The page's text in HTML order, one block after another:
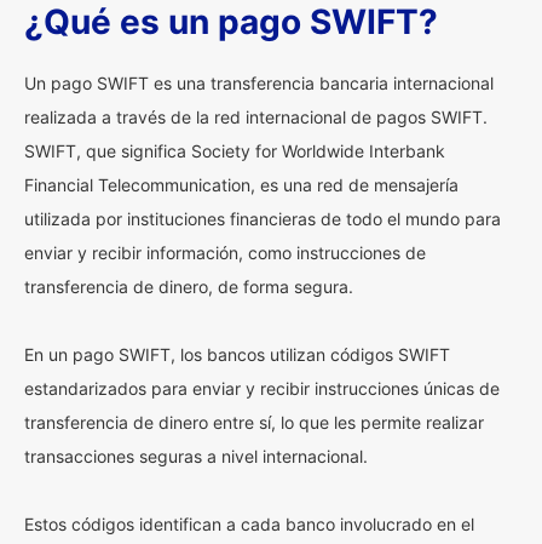
¿Qué es un pago SWIFT?
Un pago SWIFT es una transferencia bancaria internacional
realizada a través de la red internacional de pagos SWIFT.
SWIFT, que significa Society for Worldwide Interbank
Financial Telecommunication, es una red de mensajería
utilizada por instituciones financieras de todo el mundo para
enviar y recibir información, como instrucciones de
transferencia de dinero, de forma segura.
En un pago SWIFT, los bancos utilizan códigos SWIFT
estandarizados para enviar y recibir instrucciones únicas de
transferencia de dinero entre sí, lo que les permite realizar
transacciones seguras a nivel internacional.
Estos códigos identifican a cada banco involucrado en el